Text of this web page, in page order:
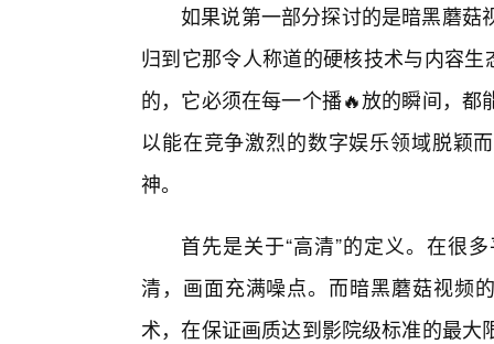
如果说第一部分探讨的是暗黑蘑菇
归到它那令人称道的硬核技术与内容
的，它必须在每一个播🔥放的瞬间，
以能在竞争激烈的数字娱乐领域脱颖
神。
首先是关于“高清”的定义。在很
清，画面充满噪点。而暗黑蘑菇视频
术，在保证画质达到影院级标准的最